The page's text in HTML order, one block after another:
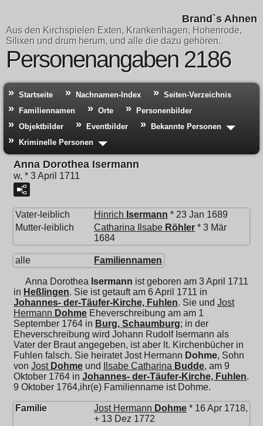
Brand`s Ahnen
Aus den Kirchspielen Exten, Krankenhagen, Hohenrode,
Silixen und drum herum, und alle die dazu gehören.
Personenangaben 2186
Startseite Nachnamen-Index
Seiten-Verzeichnis
Familiennamen
Orte
Personenbilder
Objektbilder
Eventbilder
Bekannte Personen
Kriminelle Personen
Anna Dorothea Isermann
w, * 3 April 1711
Vater-leiblich Hinrich Isermann * 23 Jan 1689
Mutter-leiblich
Catharina Ilsabe Röhler * 3 Mär
1684
alle Familiennamen
Anna Dorothea Isermann ist geboren am 3 April 1711
in Heßlingen. Sie ist getauft am 6 April 1711 in
Johannes- der-Täufer-Kirche, Fuhlen. Sie und Jost
Hermann Dohme Eheverschreibung am am 1
September 1764 in Burg, Schaumburg; in der
Eheverschreibung wird Johann Rudolf Isermann als
Vater der Braut angegeben, ist aber lt. Kirchenbücher in
Fuhlen falsch. Sie heiratetJost Hermann Dohme, Sohn
von Jost Dohme und Ilsabe Catharina Budde, am 9
Oktober 1764 in Johannes- der-Täufer-Kirche, Fuhlen.
9 Oktober 1764,ihr(e) Familienname ist Dohme.
Familie Jost Hermann Dohme * 16 Apr 1718,
+ 13 Dez 1772